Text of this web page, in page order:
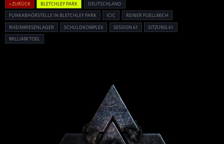
« ZURÜCK BLETCHLEY PARK
DEUTSCHLAND
FUNKABHÖRSTELLE IN BLETCHLEY PARK
ICIC
REINER FUELLMICH
RHEINWIESENLAGER
SCHULDKOMPLEX SESSION 61
SITZUNG 61
WILLIAM TOEL
Powered By :